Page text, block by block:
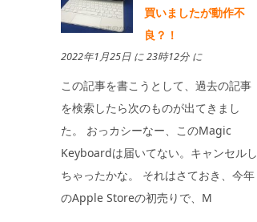
買いましたが動作不
良？！
2022年1月25日 に 23時12分 に
この記事を書こうとして、過去の記事
を検索したら次のものが出てきまし
た。 おっカシーなー、このMagic
Keyboardは届いてない。キャンセルし
ちゃったかな。 それはさておき、今年
のApple Storeの初売りで、M